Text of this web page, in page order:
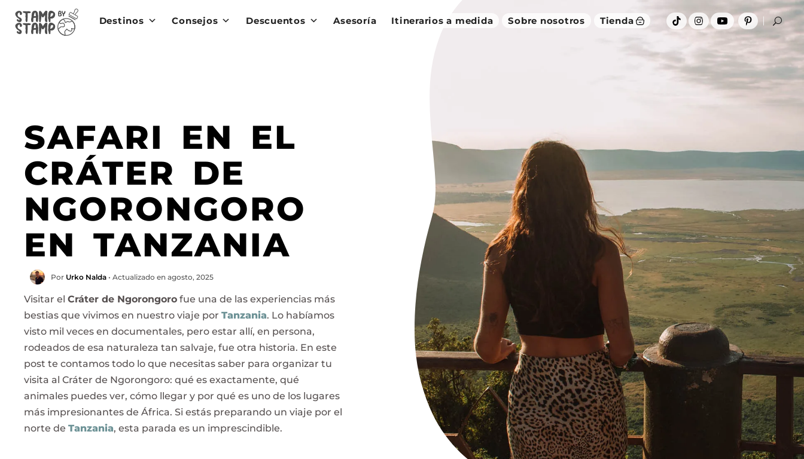
Destinos Consejos Descuentos Asesoría Itinerarios a medida Sobre nosotros Tienda
SAFARI EN EL
CRÁTER DE
NGORONGORO
EN TANZANIA
Por Urko Nalda • Actualizado en agosto, 2025
Visitar el Cráter de Ngorongoro fue una de las experiencias más
bestias que vivimos en nuestro viaje por Tanzania. Lo habíamos
visto mil veces en documentales, pero estar allí, en persona,
rodeados de esa naturaleza tan salvaje, fue otra historia. En este
post te contamos todo lo que necesitas saber para organizar tu
visita al Cráter de Ngorongoro: qué es exactamente, qué
animales puedes ver, cómo llegar y por qué es uno de los lugares
más impresionantes de África. Si estás preparando un viaje por el
norte de Tanzania, esta parada es un imprescindible.